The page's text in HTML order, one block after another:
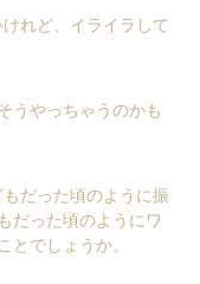
れど、イライラして
うやっちゃうのかも
だった頃のように振
だった頃のようにワ
とでしょうか。